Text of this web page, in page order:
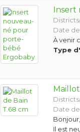
Insert
Date
À venir
Type
Date
Il est